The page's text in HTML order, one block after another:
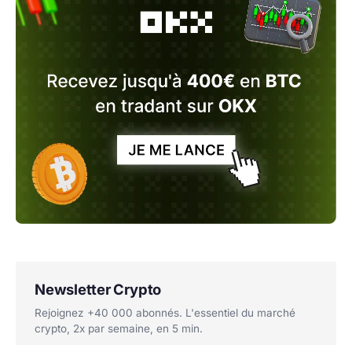
Newsletter Crypto
Rejoignez +40 000 abonnés. L'essentiel du marché
crypto, 2x par semaine, en 5 min.